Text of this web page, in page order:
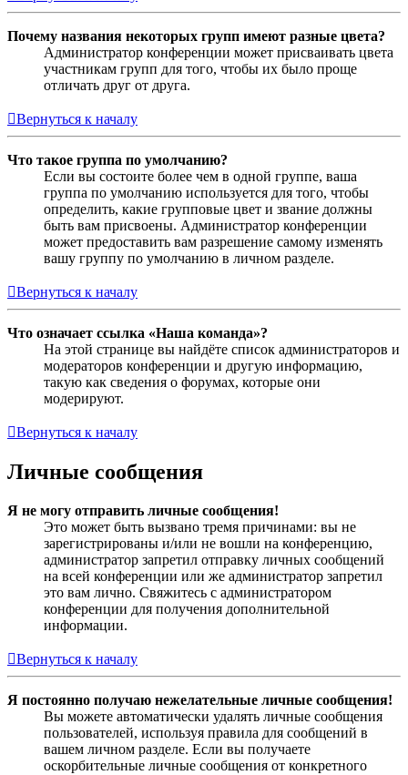
Почему названия некоторых групп имеют разные цвета?
Администратор конференции может присваивать цвета
участникам групп для того, чтобы их было проще
отличать друг от друга.
Вернуться к началу
Что такое группа по умолчанию?
Если вы состоите более чем в одной группе, ваша
группа по умолчанию используется для того, чтобы
определить, какие групповые цвет и звание должны
быть вам присвоены. Администратор конференции
может предоставить вам разрешение самому изменять
вашу группу по умолчанию в личном разделе.
Вернуться к началу
Что означает ссылка «Наша команда»?
На этой странице вы найдёте список администраторов и
модераторов конференции и другую информацию,
такую как сведения о форумах, которые они
модерируют.
Вернуться к началу
Личные сообщения
Я не могу отправить личные сообщения!
Это может быть вызвано тремя причинами: вы не
зарегистрированы и/или не вошли на конференцию,
администратор запретил отправку личных сообщений
на всей конференции или же администратор запретил
это вам лично. Свяжитесь с администратором
конференции для получения дополнительной
информации.
Вернуться к началу
Я постоянно получаю нежелательные личные сообщения!
Вы можете автоматически удалять личные сообщения
пользователей, используя правила для сообщений в
вашем личном разделе. Если вы получаете
оскорбительные личные сообщения от конкретного